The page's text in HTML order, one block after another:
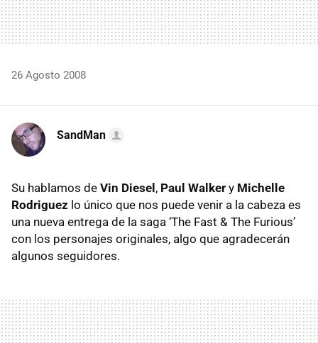
26 Agosto 2008
SandMan
Su hablamos de Vin Diesel, Paul Walker y Michelle
Rodriguez lo único que nos puede venir a la cabeza es
una nueva entrega de la saga ‘The Fast & The Furious’
con los personajes originales, algo que agradecerán
algunos seguidores.